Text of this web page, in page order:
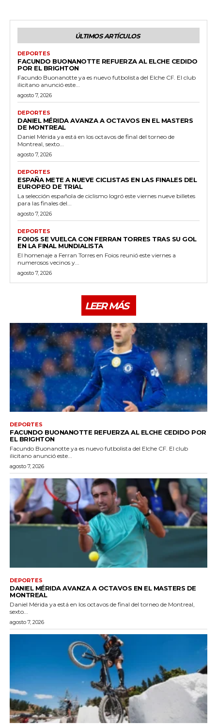
ÚLTIMOS ARTÍCULOS
DEPORTES
FACUNDO BUONANOTTE REFUERZA AL ELCHE CEDIDO
POR EL BRIGHTON
Facundo Buonanotte ya es nuevo futbolista del Elche CF. El club
ilicitano anunció este...
agosto 7, 2026
DEPORTES
DANIEL MÉRIDA AVANZA A OCTAVOS EN EL MASTERS
DE MONTREAL
Daniel Mérida ya está en los octavos de final del torneo de
Montreal, sexto...
agosto 7, 2026
DEPORTES
ESPAÑA METE A NUEVE CICLISTAS EN LAS FINALES DEL
EUROPEO DE TRIAL
La selección española de ciclismo logró este viernes nueve billetes
para las finales del...
agosto 7, 2026
DEPORTES
FOIOS SE VUELCA CON FERRAN TORRES TRAS SU GOL
EN LA FINAL MUNDIALISTA
El homenaje a Ferran Torres en Foios reunió este viernes a
numerosos vecinos y...
agosto 7, 2026
LEER MÁS
DEPORTES
FACUNDO BUONANOTTE REFUERZA AL ELCHE CEDIDO POR
EL BRIGHTON
Facundo Buonanotte ya es nuevo futbolista del Elche CF. El club
ilicitano anunció este...
agosto 7, 2026
DEPORTES
DANIEL MÉRIDA AVANZA A OCTAVOS EN EL MASTERS DE
MONTREAL
Daniel Mérida ya está en los octavos de final del torneo de Montreal,
sexto...
agosto 7, 2026